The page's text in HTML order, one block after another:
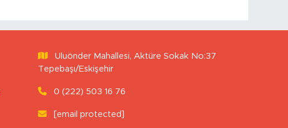
Uluönder Mahallesi, Aktüre Sokak No:37
Tepebaşı/Eskişehir
0 (222) 503 16 76
[email protected]